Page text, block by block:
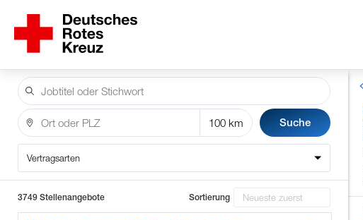
Suche
Vertragsarten
3749 Stellenangebote Sortierung